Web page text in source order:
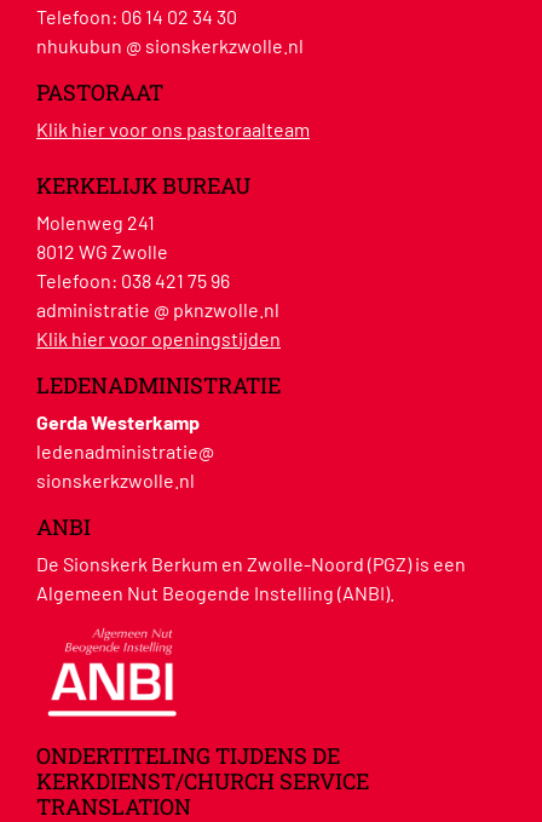
Telefoon: 06 14 02 34 30
nhukubun @ sionskerkzwolle.nl
PASTORAAT
Klik hier voor ons pastoraalteam
KERKELIJK BUREAU
Molenweg 241
8012 WG Zwolle
Telefoon: 038 421 75 96
administratie @ pknzwolle.nl
Klik hier voor openingstijden
LEDENADMINISTRATIE
Gerda Westerkamp
ledenadministratie@
sionskerkzwolle.nl
ANBI
De Sionskerk Berkum en Zwolle-Noord (PGZ) is een
Algemeen Nut Beogende Instelling (ANBI).
ONDERTITELING TIJDENS DE
KERKDIENST/CHURCH SERVICE
TRANSLATION